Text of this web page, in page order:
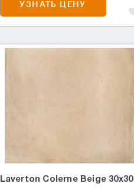
УЗНАТЬ ЦЕНУ
Laverton Colerne Beige 30х30